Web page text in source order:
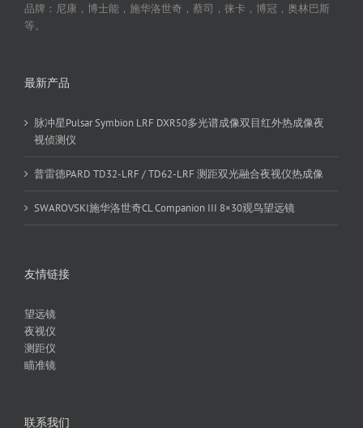
品牌：尼康，博士能，施华洛世奇，蔡司，徕卡，博冠，奥林巴斯
等。
最新产品
脉冲星Pulsar Symbion LRF DXR50多光谱成像双目红外热成像夜
视侦测仪
普雷德PARD TD32-LRF / TD62-LRF 测距双光融合夜视仪热成像
SWAROVSKI施华洛世奇CL Companion III 8×30观鸟望远镜
友情链接
望远镜
夜视仪
测距仪
瞄准镜
联系我们